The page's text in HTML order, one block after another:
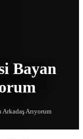
Bayan
Arıyorum